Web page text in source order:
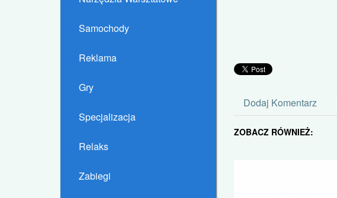
Samochody
Reklama
Gry
Specjalizacja
Relaks
Zabiegi
Dodaj Komentarz
ZOBACZ RÓWNIEŻ: